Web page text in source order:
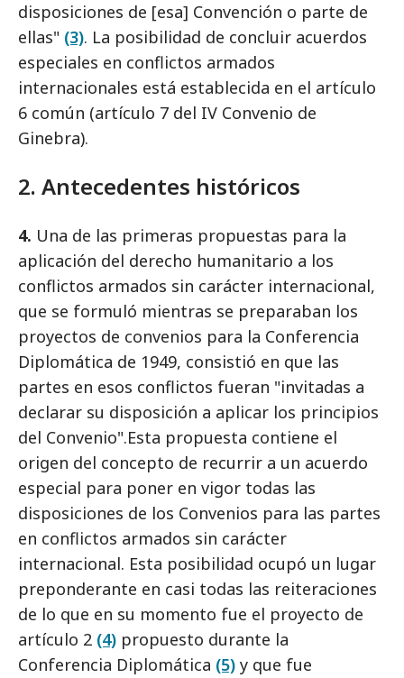
disposiciones de [esa] Convención o parte de
ellas" (3). La posibilidad de concluir acuerdos
especiales en conflictos armados
internacionales está establecida en el artículo
6 común (artículo 7 del IV Convenio de
Ginebra).
2. Antecedentes históricos
4. Una de las primeras propuestas para la
aplicación del derecho humanitario a los
conflictos armados sin carácter internacional,
que se formuló mientras se preparaban los
proyectos de convenios para la Conferencia
Diplomática de 1949, consistió en que las
partes en esos conflictos fueran "invitadas a
declarar su disposición a aplicar los principios
del Convenio".Esta propuesta contiene el
origen del concepto de recurrir a un acuerdo
especial para poner en vigor todas las
disposiciones de los Convenios para las partes
en conflictos armados sin carácter
internacional. Esta posibilidad ocupó un lugar
preponderante en casi todas las reiteraciones
de lo que en su momento fue el proyecto de
artículo 2 (4) propuesto durante la
Conferencia Diplomática (5) y que fue